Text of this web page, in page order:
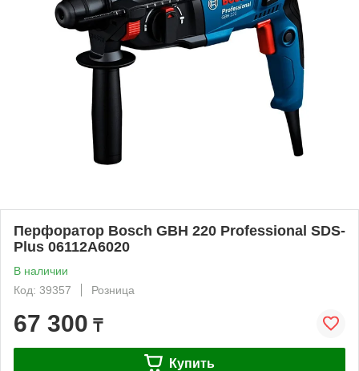
Перфоратор Bosch GBH 220 Professional SDS-
Plus 06112A6020
В наличии
Код: 39357
Розница
67 300 ₸
Купить